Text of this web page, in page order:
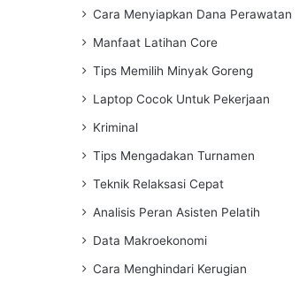
Cara Menyiapkan Dana Perawatan
Manfaat Latihan Core
Tips Memilih Minyak Goreng
Laptop Cocok Untuk Pekerjaan
Kriminal
Tips Mengadakan Turnamen
Teknik Relaksasi Cepat
Analisis Peran Asisten Pelatih
Data Makroekonomi
Cara Menghindari Kerugian